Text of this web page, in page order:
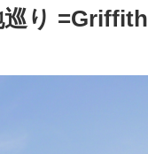
巡り =Griffith